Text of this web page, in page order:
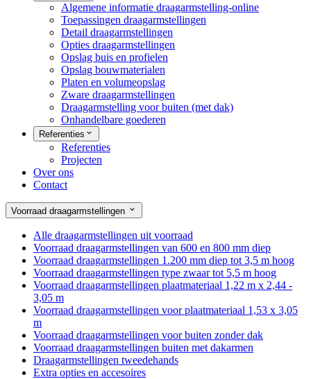
Algemene informatie draagarmstelling-online
Toepassingen draagarmstellingen
Detail draagarmstellingen
Opties draagarmstellingen
Opslag buis en profielen
Opslag bouwmaterialen
Platen en volumeopslag
Zware draagarmstellingen
Draagarmstelling voor buiten (met dak)
Onhandelbare goederen
Referenties
Referenties
Projecten
Over ons
Contact
Voorraad draagarmstellingen
Alle draagarmstellingen uit voorraad
Voorraad draagarmstellingen van 600 en 800 mm diep
Voorraad draagarmstellingen 1.200 mm diep tot 3,5 m hoog
Voorraad draagarmstellingen type zwaar tot 5,5 m hoog
Voorraad draagarmstellingen plaatmateriaal 1,22 m x 2,44 -
3,05 m
Voorraad draagarmstellingen voor plaatmateriaal 1,53 x 3,05
m
Voorraad draagarmstellingen voor buiten zonder dak
Voorraad draagarmstellingen buiten met dakarmen
Draagarmstellingen tweedehands
Extra opties en accesoires